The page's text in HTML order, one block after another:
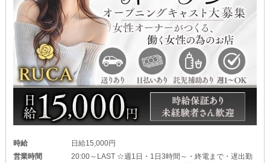
時給
日給15,000円
営業時間
20:00～LAST ☆週1日・1日3時間～・終電まで・遅出勤